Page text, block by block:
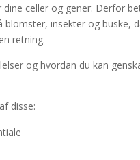
celler og gener. Derfor
insekter og buske,
retning.
og hvordan du kan
disse: